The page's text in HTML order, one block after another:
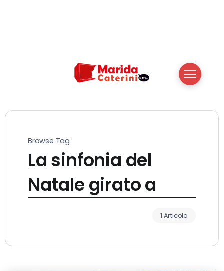
Browse Tag
La sinfonia del
Natale girato a
1 Articolo